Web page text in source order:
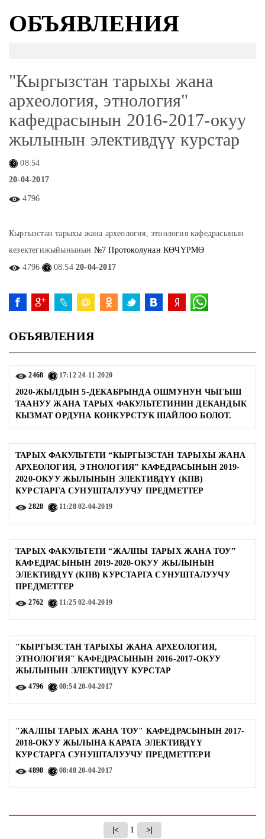
ОБЪЯВЛЕНИЯ
"Кыргызстан тарыхы жана
археология, этнология"
кафедрасынын 2016-2017-окуу
жылынын элективдүү курстар
08:54
20-04-2017
4796
Кыргызстан тарыхы жана археология, этнология кафедрасынын
кезектегижыйынынын №7 Протоколунан КӨЧҮРМӨ
4796
08:5420-04-2017
ОБЪЯВЛЕНИЯ
2468 17:1224-11-2020
2020-ЖЫЛДЫН 5-ДЕКАБРЫНДА ОШМУНУН ЧЫГЫШ
ТААНУУ ЖАНА ТАРЫХ ФАКУЛЬТЕТИНИН ДЕКАНДЫК
КЫЗМАТ ОРДУНА КОНКУРСТУК ШАЙЛОО БОЛОТ.
ТАРЫХ ФАКУЛЬТЕТИ “КЫРГЫЗСТАН ТАРЫХЫ ЖАНА
АРХЕОЛОГИЯ, ЭТНОЛОГИЯ” КАФЕДРАСЫНЫН 2019-
2020-ОКУУ ЖЫЛЫНЫН ЭЛЕКТИВДҮҮ (КПВ)
КУРСТАРГА СУНУШТАЛУУЧУ ПРЕДМЕТТЕР
2828 11:2802-04-2019
ТАРЫХ ФАКУЛЬТЕТИ “ЖАЛПЫ ТАРЫХ ЖАНА ТОУ”
КАФЕДРАСЫНЫН 2019-2020-ОКУУ ЖЫЛЫНЫН
ЭЛЕКТИВДҮҮ (КПВ) КУРСТАРГА СУНУШТАЛУУЧУ
ПРЕДМЕТТЕР
2762 11:2502-04-2019
"КЫРГЫЗСТАН ТАРЫХЫ ЖАНА АРХЕОЛОГИЯ,
ЭТНОЛОГИЯ" КАФЕДРАСЫНЫН 2016-2017-ОКУУ
ЖЫЛЫНЫН ЭЛЕКТИВДҮҮ КУРСТАР
4796 08:5420-04-2017
"ЖАЛПЫ ТАРЫХ ЖАНА ТОУ" КАФЕДРАСЫНЫН 2017-
2018-ОКУУ ЖЫЛЫНА КАРАТА ЭЛЕКТИВДҮҮ
КУРСТАРГА СУНУШТАЛУУЧУ ПРЕДМЕТТЕРИ
4898 08:4820-04-2017
|< 1 >|